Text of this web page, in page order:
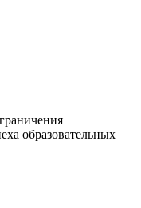
образовательных